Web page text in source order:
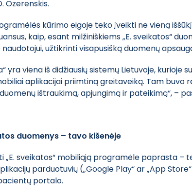
Ozerenskis.
kūrimo eigoje teko įveikti ne vieną
kaip, esant milžiniškiems „E. sveikatos“
užtikrinti visapusišką duomenų
yra viena iš didžiausių sistemų Lietuvoje,
aplikacijai priimtiną greitaveiką. Tam buvo
ištraukimą, apjungimą ir pateikimą“, –
duomenys – tavo kišenėje
„E. sveikatos“ mobiliąją programėle paprasta –
parduotuvių („Google Play“ ar „App
portalo.